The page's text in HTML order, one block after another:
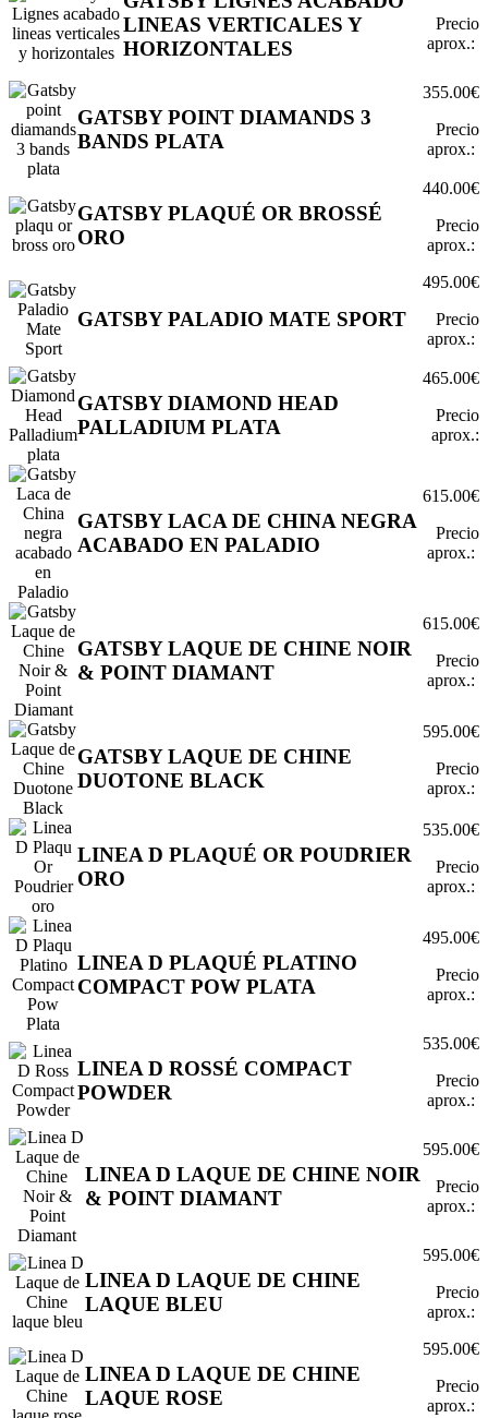
LINEAS VERTICALES Y
HORIZONTALES
Precio
aprox.:
GATSBY POINT DIAMANDS 3
BANDS PLATA
355.00€
Precio
aprox.:
GATSBY PLAQUÉ OR BROSSÉ
ORO
440.00€
Precio
aprox.:
GATSBY PALADIO MATE SPORT
495.00€
Precio
aprox.:
GATSBY DIAMOND HEAD
PALLADIUM PLATA
465.00€
Precio
aprox.:
GATSBY LACA DE CHINA NEGRA
ACABADO EN PALADIO
615.00€
Precio
aprox.:
GATSBY LAQUE DE CHINE NOIR
& POINT DIAMANT
615.00€
Precio
aprox.:
GATSBY LAQUE DE CHINE
DUOTONE BLACK
595.00€
Precio
aprox.:
LINEA D PLAQUÉ OR POUDRIER
ORO
535.00€
Precio
aprox.:
LINEA D PLAQUÉ PLATINO
COMPACT POW PLATA
495.00€
Precio
aprox.:
LINEA D ROSSÉ COMPACT
POWDER
535.00€
Precio
aprox.:
LINEA D LAQUE DE CHINE NOIR
& POINT DIAMANT
595.00€
Precio
aprox.:
LINEA D LAQUE DE CHINE
LAQUE BLEU
595.00€
Precio
aprox.:
LINEA D LAQUE DE CHINE
LAQUE ROSE
595.00€
Precio
aprox.: